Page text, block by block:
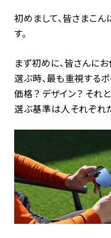
初めまして、皆さまこん
す。
まず初めに、皆さんに
選ぶ時、最も重視する
価格？ デザイン？ それ
選ぶ基準は人それぞれ